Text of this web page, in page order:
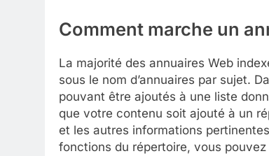
Comment marche un
La majorité des annuaires Web
sous le nom d’annuaires par sujet.
pouvant être ajoutés à une liste
que votre contenu soit ajouté à un
et les autres informations
fonctions du répertoire, vous pouvez